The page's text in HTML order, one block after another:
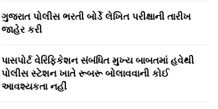
ગુજરાત પોલીસ ભરતી બોર્ડે લેખિત પરીક્ષાની તારીખ
જાહેર કરી
પાસપોર્ટ વેરિફિકેશન સંબંધિત મુખ્ય બાબતમાં હવેથી
પોલીસ સ્ટેશન ખાતે રૂબરૂ બોલાવવાની કોઈ
આવશ્યકતા નહીં